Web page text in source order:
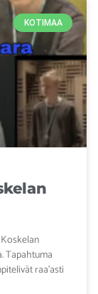
KOTIMAA
Tapahtuma
raa’asti